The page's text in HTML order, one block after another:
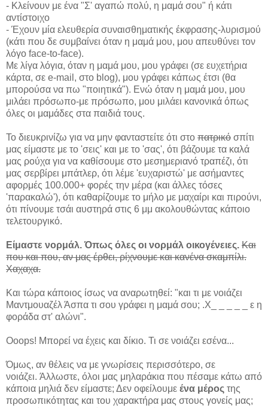
- Κλείνουν με ένα "Σ' αγαπώ πολύ, η μαμά σου" ή κάτι
αντίστοιχο
- Έχουν μία ελευθερία συναισθηματικής έκφρασης-λυρισμού
(κάτι που δε συμβαίνει όταν η μαμά μου, μου απευθύνει τον
λόγο face-to-face).
Με λίγα λόγια, όταν η μαμά μου, μου γράφει (σε ευχετήρια
κάρτα, σε e-mail, στο blog), μου γράφει κάπως έτσι (θα
μπορούσα να πω "ποιητικά"). Ενώ όταν η μαμά μου, μου
μιλάει πρόσωπο-με πρόσωπο, μου μιλάει κανονικά όπως
όλες οι μαμάδες στα παιδιά τους.
Το διευκρινίζω για να μην φανταστείτε ότι στο πατρικό σπίτι
μας είμαστε με το 'σεις' και με το 'σας', ότι βάζουμε τα καλά
μας ρούχα για να καθίσουμε στο μεσημεριανό τραπέζι, ότι
μας σερβίρει μπάτλερ, ότι λέμε 'ευχαριστώ' με ασήμαντες
αφορμές 100.000+ φορές την μέρα (και άλλες τόσες
'παρακαλώ'), ότι καθαρίζουμε το μήλο με μαχαίρι και πιρούνι,
ότι πίνουμε τσάι αυστηρά στις 6 μμ ακολουθώντας κάποιο
τελετουργικό.
Είμαστε νορμάλ. Όπως όλες οι νορμάλ οικογένειες. Και
που και που, αν μας έρθει, ρίχνουμε και κανένα σκαμπίλι.
Χαχαχα.
Και τώρα κάποιος ίσως να αναρωτηθεί: "και τι με νοιάζει
Μαντμουαζέλ Άσπα τι σου γράφει η μαμά σου; .Χ_ _ _ _ _ ε η
φοράδα στ' αλώνι".
Ooops! Μπορεί να έχεις και δίκιο. Τι σε νοιάζει εσένα...
Όμως, αν θέλεις να με γνωρίσεις περισσότερο, σε
νοιάζει. Άλλωστε, όλοι μας μηλαράκια που πέσαμε κάτω από
κάποια μηλιά δεν είμαστε; Δεν οφείλουμε ένα μέρος της
προσωπικότητας και του χαρακτήρα μας στους γονείς μας;